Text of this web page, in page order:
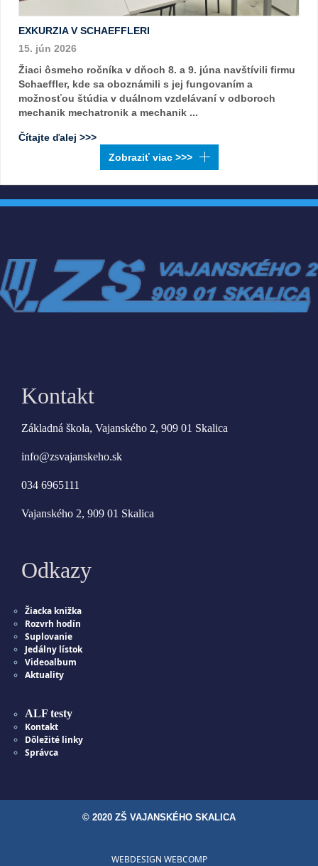
EXKURZIA V SCHAEFFLERI
15. jún 2026
Žiaci ôsmeho ročníka v dňoch 8. a 9. júna navštívili firmu
Schaeffler, kde sa oboznámili s jej fungovaním a
možnosťou štúdia v duálnom vzdelávaní v odboroch
mechanik mechatronik a mechanik ...
Čítajte ďalej >>>
Kontakt
Základná škola, Vajanského 2, 909 01 Skalica
info@zsvajanskeho.sk
034 6965111
Vajanského 2, 909 01 Skalica
Odkazy
Žiacka knižka
Rozvrh hodín
Suplovanie
Jedálny lístok
Videoalbum
Aktuality
ALF testy
Kontakt
Dôležité linky
Správca
© 2020 ZŠ VAJANSKÉHO SKALICA
WEBDESIGN WEBCOMP